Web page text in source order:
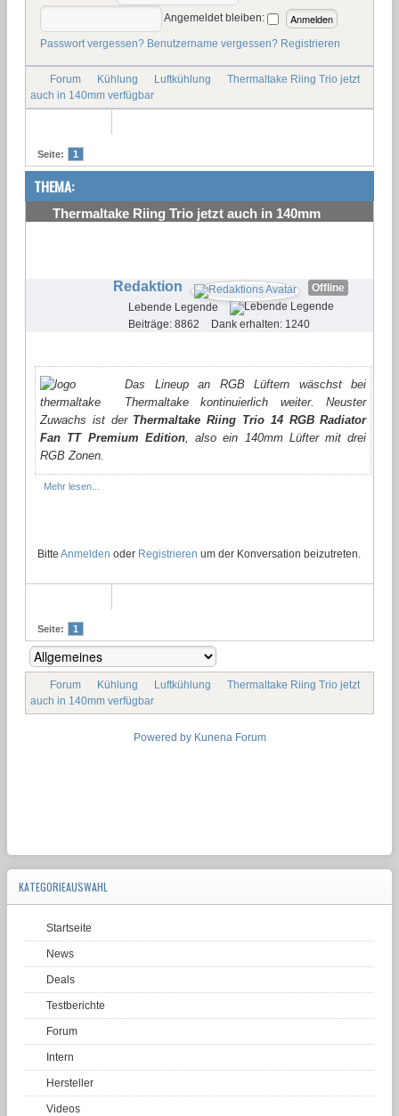
Angemeldet bleiben:
Passwort vergessen? Benutzername vergessen? Registrieren
Forum Kühlung Luftkühlung
Thermaltake Riing Trio jetzt
auch in 140mm verfügbar
Seite: 1
THEMA:
Thermaltake Riing Trio jetzt auch in 140mm
Redaktion
Offline
Lebende Legende
Beiträge: 8862
Dank erhalten: 1240
Das Lineup an RGB Lüftern wäschst bei
Thermaltake kontinuierlich weiter. Neuster
Zuwachs ist der Thermaltake Riing Trio 14 RGB Radiator
Fan TT Premium Edition, also ein 140mm Lüfter mit drei
RGB Zonen.
Mehr lesen...
Bitte Anmelden oder Registrieren um der Konversation beizutreten.
Seite: 1
Forum Kühlung Luftkühlung
Thermaltake Riing Trio jetzt
auch in 140mm verfügbar
Powered by Kunena Forum
KATEGORIEAUSWAHL
Startseite
News
Deals
Testberichte
Forum
Intern
Hersteller
Videos